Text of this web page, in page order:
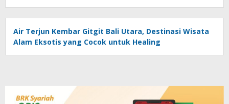
Air Terjun Kembar Gitgit Bali Utara, Destinasi Wisata
Alam Eksotis yang Cocok untuk Healing